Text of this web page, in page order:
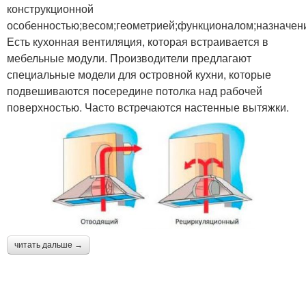
конструкционной
Есть кухонная вентиляция, которая встраивается в
мебельные модули. Производители предлагают
специальные модели для островной кухни, которые
подвешиваются посередине потолка над рабочей
поверхностью. Часто встречаются настенные вытяжки.
читать дальше →